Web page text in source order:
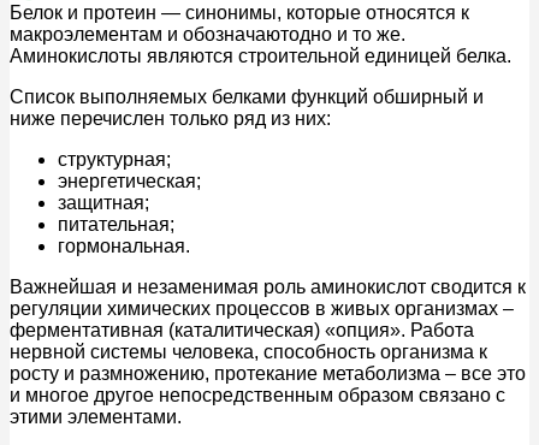
Белок и протеин — синонимы, которые относятся к
макроэлементам и обозначаютодно и то же.
Аминокислоты являются строительной единицей белка.
Список выполняемых белками функций обширный и
ниже перечислен только ряд из них:
структурная;
энергетическая;
защитная;
питательная;
гормональная.
Важнейшая и незаменимая роль аминокислот сводится к
регуляции химических процессов в живых организмах –
ферментативная (каталитическая) «опция». Работа
нервной системы человека, способность организма к
росту и размножению, протекание метаболизма – все это
и многое другое непосредственным образом связано с
этими элементами.